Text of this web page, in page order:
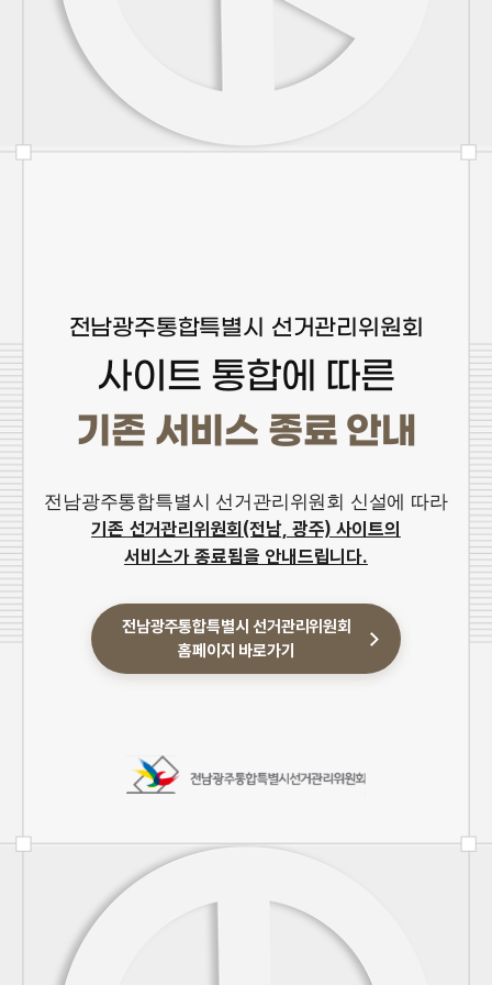
전남광주통합특별시 선거관리위원회
사이트 통합에 따른
기존 서비스 종료 안내
전남광주통합특별시 선거관리위원회 신설에 따라
기존 선거관리위원회(전남, 광주) 사이트의
서비스가 종료됨을 안내드립니다.
전남광주통합특별시 선거관리위원회
홈페이지 바로가기